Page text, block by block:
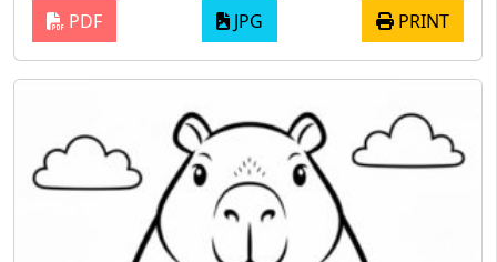
PDF JPG PRINT